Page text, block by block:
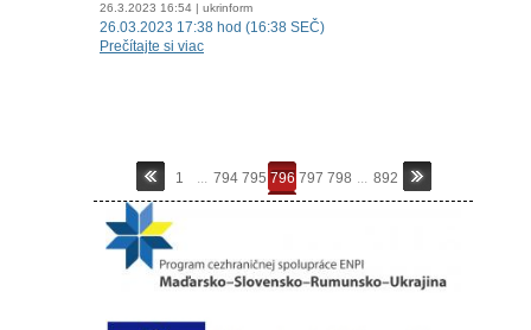
26.3.2023 16:54 | ukrinform
26.03.2023 17:38 hod (16:38 SEČ)
Prečítajte si viac
1 ... 794 795 796 797 798 ... 892